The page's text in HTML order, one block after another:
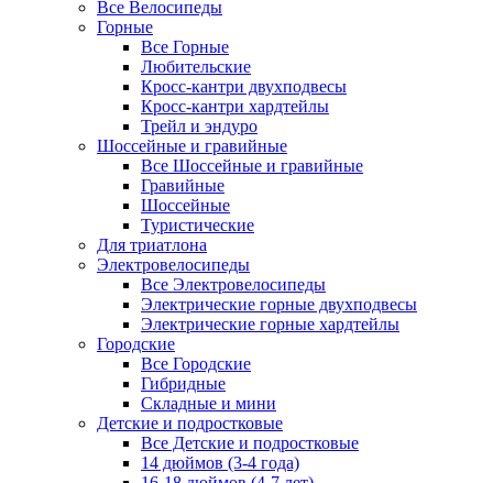
Все Велосипеды
Горные
Все Горные
Любительские
Кросс-кантри двухподвесы
Кросс-кантри хардтейлы
Трейл и эндуро
Шоссейные и гравийные
Все Шоссейные и гравийные
Гравийные
Шоссейные
Туристические
Для триатлона
Электровелосипеды
Все Электровелосипеды
Электрические горные двухподвесы
Электрические горные хардтейлы
Городские
Все Городские
Гибридные
Складные и мини
Детские и подростковые
Все Детские и подростковые
14 дюймов (3-4 года)